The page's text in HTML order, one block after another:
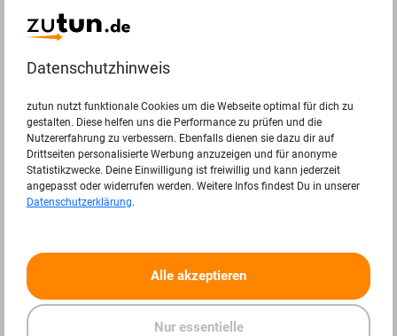
Jobangebote
Deine Suchanfrage in Hürth ergab leider keine Ergebnisse.
Datenschutzhinweis
zutun nutzt funktionale Cookies um die Webseite optimal für dich zu
gestalten. Diese helfen uns die Performance zu prüfen und die
Nutzererfahrung zu verbessern. Ebenfalls dienen sie dazu dir auf
Drittseiten personalisierte Werbung anzuzeigen und für anonyme
Statistikzwecke. Deine Einwilligung ist freiwillig und kann jederzeit
angepasst oder widerrufen werden. Weitere Infos findest Du in unserer
Datenschutzerklärung.
Alle akzeptieren
Nur essentielle